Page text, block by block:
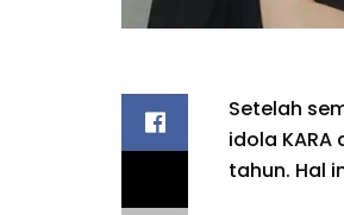
Setelah
idola
tahun. Hal